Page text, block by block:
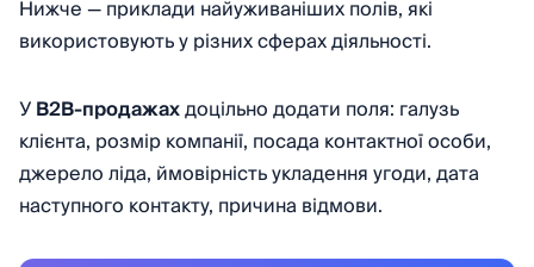
Нижче — приклади найуживаніших полів, які
використовують у різних сферах діяльності.
УB2B-продажахдоцільно додати поля: галузь
клієнта, розмір компанії, посада контактної особи,
джерело ліда, ймовірність укладення угоди, дата
наступного контакту, причина відмови.